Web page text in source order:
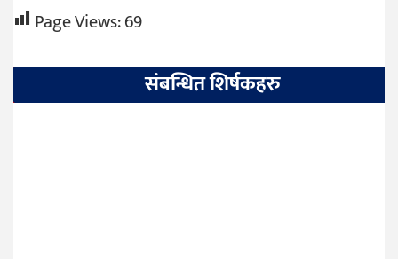
Page Views:69
संबन्धित शिर्षकहरु